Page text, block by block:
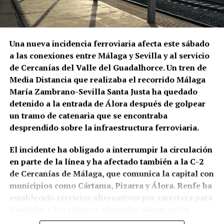
de aquella época a La Niña de los Peines, Manuel
Vallejo y Pepe Marchena.
Pepe Marchena, en el centro de
aquella transformación
José Tejada Martín, Pepe Marchena, fue uno de los
artistas que mejor representó aquel cambio de
escala. Su enorme popularidad durante las décadas
centrales del siglo XX estuvo vinculada a los
fandangos, los cantes libres y los cantes de ida y
personal de ornamentar la melodía que generó
seguidores, imitadores y también intensas
controversias entre los defensores de distintas
concepciones del flamenco. DeFlamenco recuerda
Una nueva incidencia ferroviaria afecta este sábado
a las conexiones entre Málaga y Sevilla y al servicio
de Cercanías del Valle del Guadalhorce. Un tren de
Media Distancia que realizaba el recorrido Málaga
María Zambrano-Sevilla Santa Justa ha quedado
detenido a la entrada de Álora después de golpear
un tramo de catenaria que se encontraba
desprendido sobre la infraestructura ferroviaria.
El incidente ha obligado a interrumpir la circulación
en parte de la línea y ha afectado también a la C-2
de Cercanías de Málaga, que comunica la capital con
municipios como Cártama, Pizarra y Álora. Renfe ha
establecido servicios alternativos por carretera para
equipos técnicos trabajan en la zona.